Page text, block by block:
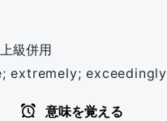
級併用
extremely; exceedingly
意味を覚える